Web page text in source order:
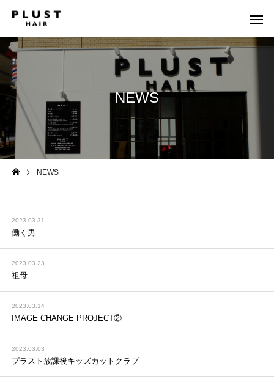
NEWS
NEWS
2023.03.31
働く男
2023.03.23
祖母
2023.03.14
IMAGE CHANGE PROJECT②
2023.03.03
プラスト放課後キッズカットクラブ